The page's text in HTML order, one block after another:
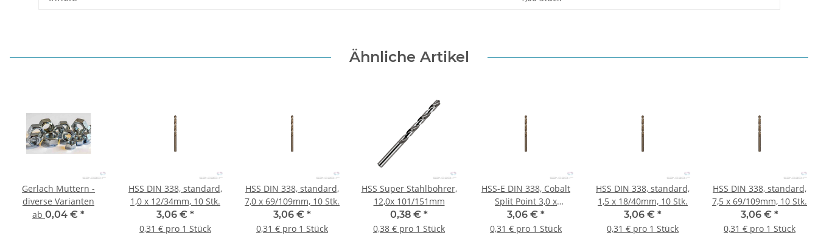
Ähnliche Artikel
Gerlach Muttern -
diverse Varianten
ab 0,04 € *
HSS DIN 338, standard,
1,0 x 12/34mm, 10 Stk.
3,06 € *
0,31 € pro 1 Stück
HSS DIN 338, standard,
7,0 x 69/109mm, 10 Stk.
3,06 € *
0,31 € pro 1 Stück
HSS Super Stahlbohrer,
12,0x 101/151mm
0,38 € *
0,38 € pro 1 Stück
HSS-E DIN 338, Cobalt
Split Point 3,0 x
33/61mm, 10 Stk.
3,06 € *
0,31 € pro 1 Stück
HSS DIN 338, standard,
1,5 x 18/40mm, 10 Stk.
3,06 € *
0,31 € pro 1 Stück
HSS DIN 338, standard,
7,5 x 69/109mm, 10 Stk.
3,06 € *
0,31 € pro 1 Stück